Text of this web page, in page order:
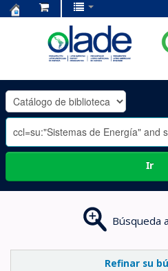
OLADE
-
Ir
Búsqueda
Refinar su